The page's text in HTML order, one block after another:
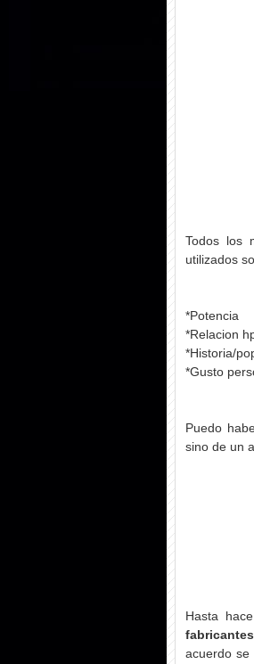
Todos los
utilizados
*Potencia
*Relacion
*Historia/
*Gusto
Puedo
sino de un
Hasta
acuerdo se